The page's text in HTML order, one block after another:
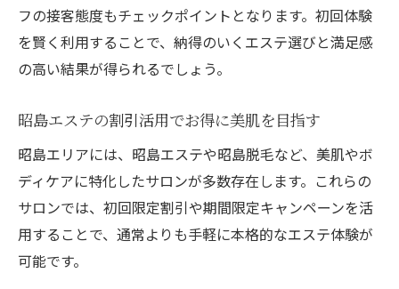
フの接客態度もチェックポイントとなります。初回体験
を賢く利用することで、納得のいくエステ選びと満足感
の高い結果が得られるでしょう。
昭島エステの割引活用でお得に美肌を目指す
昭島エリアには、昭島エステや昭島脱毛など、美肌やボ
ディケアに特化したサロンが多数存在します。これらの
サロンでは、初回限定割引や期間限定キャンペーンを活
用することで、通常よりも手軽に本格的なエステ体験が
可能です。